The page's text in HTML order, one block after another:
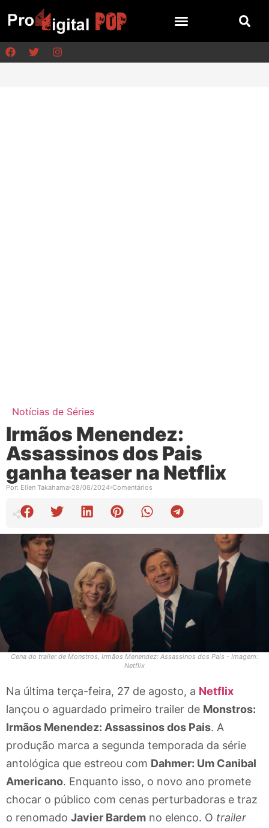
Notícias de Séries
Irmãos Menendez:
Assassinos dos Pais
ganha teaser na Netflix
Por: Ellen Takahama 28/08/2024 Comentários
Cena do trailer de Monstros, Irmãos Menendez: Assassinos dos Pais - Imagem:
Netflix
Na última terça-feira, 27 de agosto, a Netflix
lançou o aguardado primeiro trailer de Monstros:
Irmãos Menendez: Assassinos dos Pais. A
produção marca a segunda temporada da série
antológica que estreou com Dahmer: Um Canibal
Americano. Enquanto isso, o novo ano promete
chocar o público com cenas perturbadoras e traz
o renomado Javier Bardem no elenco. O trailer